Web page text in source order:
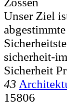
Unser Ziel
sicherheit-
Sicherheit
43
15806